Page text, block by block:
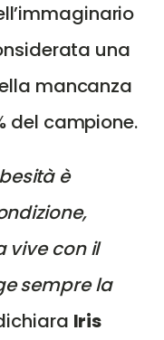
una
mancanza
del campione.
è
vive con il
sempre la
Iris